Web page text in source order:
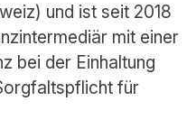
und ist seit 2018
mit einer
bei der Einhaltung
für